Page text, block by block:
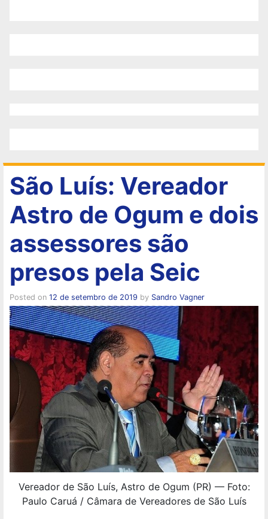
São Luís: Vereador
Astro de Ogum e dois
assessores são
presos pela Seic
Posted on 12 de setembro de 2019 by Sandro Vagner
Vereador de São Luís, Astro de Ogum (PR) — Foto:
Paulo Caruá / Câmara de Vereadores de São Luís